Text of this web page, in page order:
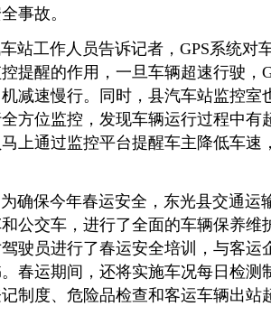
事故。
工作人员告诉记者，GPS系统对
提醒的作用，一旦车辆超速行驶，
减速慢行。同时，县汽车站监控室
方位监控，发现车辆运行过程中有
上通过监控平台提醒车主降低车速
保今年春运安全，东光县交通运
公交车，进行了全面的车辆保养维
驶员进行了春运安全培训，与客运
春运期间，还将实施车况每日检测
制度、危险品检查和客运车辆出站